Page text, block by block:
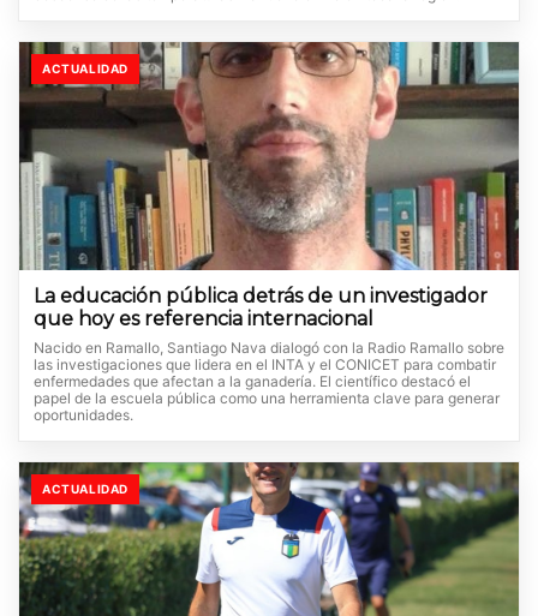
ACTUALIDAD
La educación pública detrás de un investigador
que hoy es referencia internacional
Nacido en Ramallo, Santiago Nava dialogó con la Radio Ramallo sobre
las investigaciones que lidera en el INTA y el CONICET para combatir
enfermedades que afectan a la ganadería. El científico destacó el
papel de la escuela pública como una herramienta clave para generar
oportunidades.
ACTUALIDAD